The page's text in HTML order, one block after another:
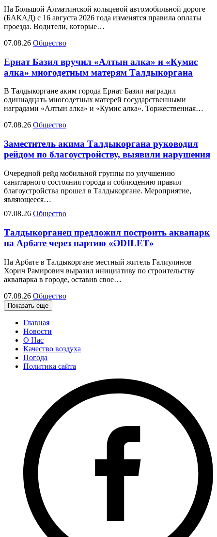
На Большой Алматинской кольцевой автомобильной дороге
(БАКАД) с 16 августа 2026 года изменятся правила оплаты
проезда. Водители, которые…
07.08.26 Общество
Ернат Базил вручил «Алтын алка» и «Кумис
алка» многодетным матерям Талдыкоргана
В Талдыкоргане аким города Ернат Базил наградил
одиннадцать многодетных матерей государственными
наградами «Алтын алка» и «Кумис алка». Торжественная…
07.08.26 Общество
Заместитель акима Талдыкоргана руководил
рейдом по благоустройству, выявили нарушения
Очередной рейд мобильной группы по улучшению
санитарного состояния города и соблюдению правил
благоустройства прошел в Талдыкоргане. Мероприятие,
являющееся…
07.08.26 Общество
Талдыкорганец предложил построить аквапарк
на Арбате через партию «ӘDILET»
На Арбате в Талдыкоргане местный житель Галиулинов
Хорич Рамирович выразил инициативу по строительству
аквапарка в городе, оставив свое…
07.08.26 Общество
Показать еще
Главная
Новости
О Нас
Качество воздуха
Погода
Политика сайта